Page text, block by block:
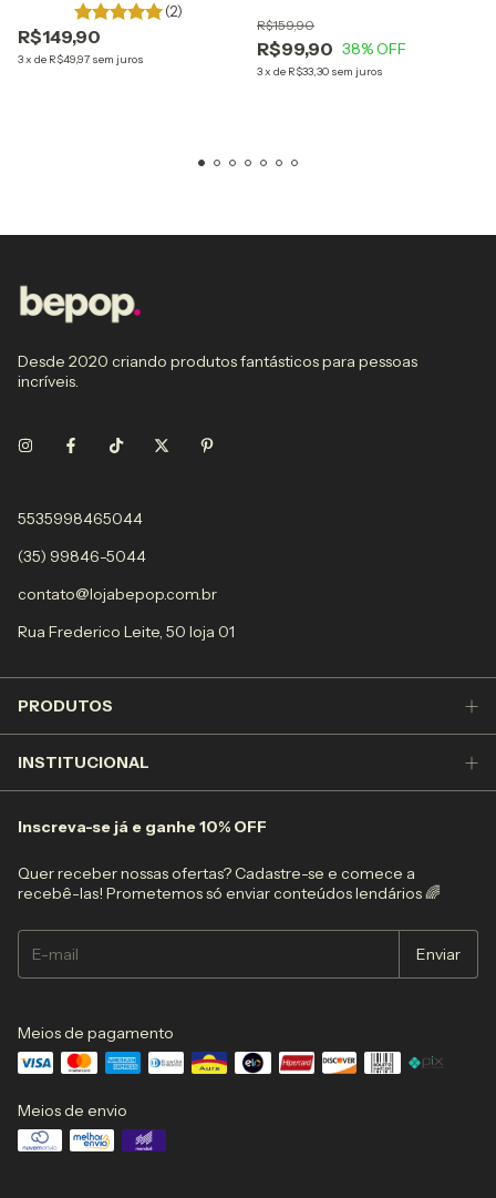
(2)
R$149,90
3x de R$49,97 sem juros R$99,90
R$159,90
38% OFF
3x de R$33,30 sem juros
Desde 2020 criando produtos fantásticos para pessoas
incríveis.
5535998465044
(35) 99846-5044
contato@lojabepop.com.br
Rua Frederico Leite, 50 loja 01
PRODUTOS
INSTITUCIONAL
Inscreva-se já e ganhe 10% OFF
Quer receber nossas ofertas? Cadastre-se e comece a
recebê-las! Prometemos só enviar conteúdos lendários 🌈
Meios de pagamento
Meios de envio